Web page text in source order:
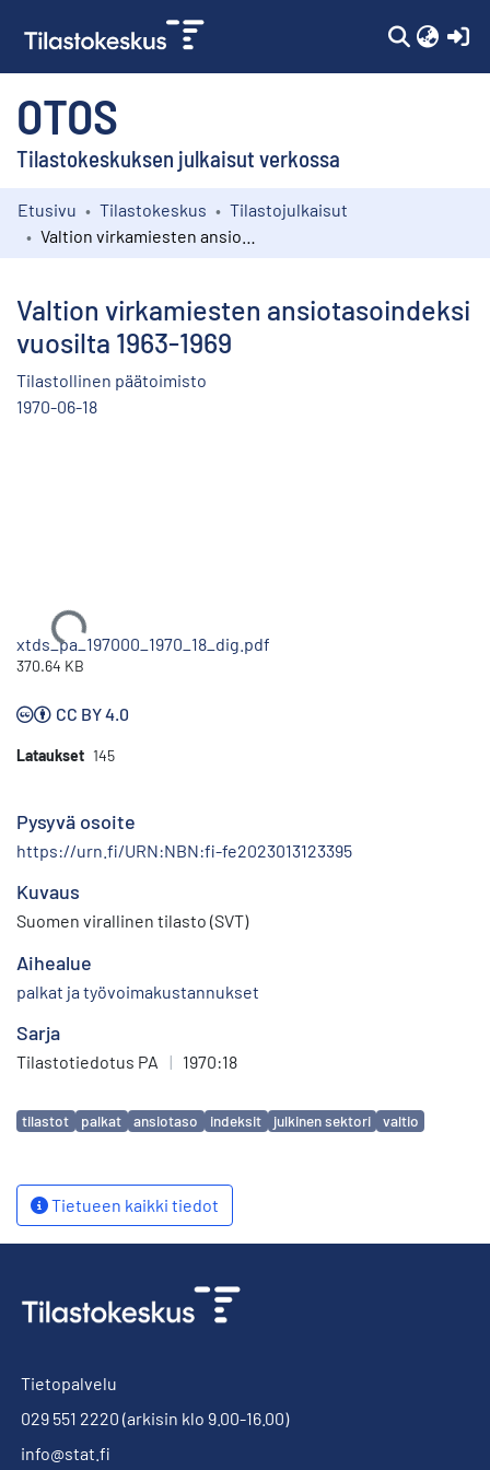
OTOS
Tilastokeskuksen julkaisut verkossa
Kokoelmat
Etusivu Tilastokeskus
Tilastojulkaisut
Valtion virkamiesten ansiotasoindeksi
vuosilta 1963-1969
Tilastollinen päätoimisto
1970-06-18
Ladataan...
xtds_pa_197000_1970_18_dig.pdf
370.64 KB
CC BY 4.0
Lataukset 145
Pysyvä osoite
https://urn.fi/URN:NBN:fi-fe2023013123395
Kuvaus
Suomen virallinen tilasto (SVT)
Aihealue
palkat ja työvoimakustannukset
Sarja
Tilastotiedotus PA | 1970:18
Avainsanat
tilastot palkat ansiotaso indeksit julkinen sektori valtio
Tietueen kaikki tiedot
Tietopalvelu
029 551 2220 (arkisin klo 9.00-16.00)
info@stat.fi